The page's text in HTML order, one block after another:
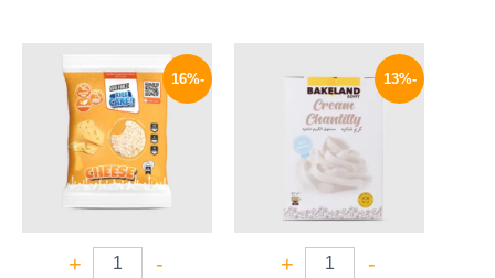
-13%
-
+
هو:
هو:
83 EGP.
-16%
-
+
الأصلي
هو:
32 EGP.
الحالي
هو:
27 EGP.